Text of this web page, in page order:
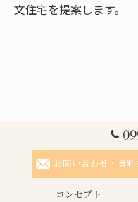
文住宅を提案します。
お問い合わせ・資料
コンセプト